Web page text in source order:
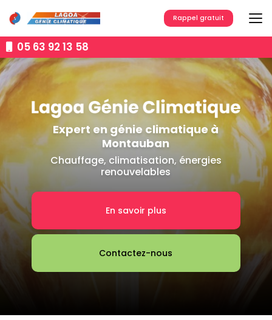
au
contenu
principal05 63 92 13 58
Rappel gratuit
Expert en génie climatique à
Montauban
Chauffage, climatisation, énergies
renouvelables
En savoir plus
Contactez-nous